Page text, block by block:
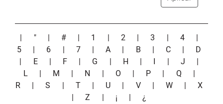
| " | # | 1 | 2 |3 | 4
|
5
| 6 | 7 |A | B | C | D
| E | F | G | H | I | J
|
L
| M | N | O | P | Q
|
R
|S | T | U | V |W |X
|Z | ¡ |¿